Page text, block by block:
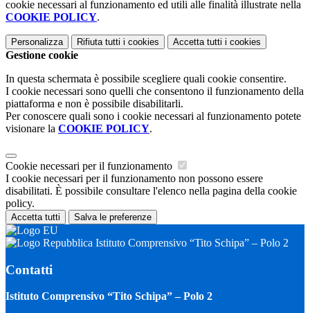
cookie necessari al funzionamento ed utili alle finalità illustrate nella
COOKIE POLICY.
Personalizza Rifiuta tutti i cookies Accetta tutti i cookies
Gestione cookie
In questa schermata è possibile scegliere quali cookie consentire.
I cookie necessari sono quelli che consentono il funzionamento della
piattaforma e non è possibile disabilitarli.
Per conoscere quali sono i cookie necessari al funzionamento potete
visionare la COOKIE POLICY.
Cookie necessari per il funzionamento
I cookie necessari per il funzionamento non possono essere
disabilitati. È possibile consultare l'elenco nella pagina della cookie
policy.
Accetta tutti Salva le preferenze
Istituto Comprensivo “Tito Schipa” – Polo 2
Contatti
Istituto Comprensivo “Tito Schipa” – Polo 2